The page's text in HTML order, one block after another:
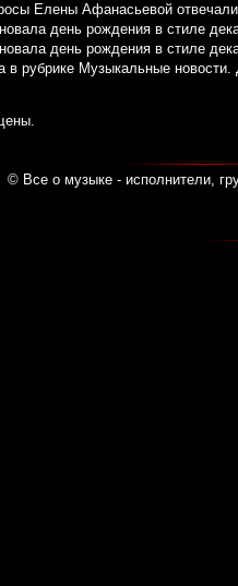
Елены Афанасьевой
день рождения в стиле
день рождения в стиле
в рубрике Музыкальные новости.
© Все о музыке - исполнители,